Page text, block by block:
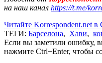
на наш канал https://t.me/
Читайте Korrespondent.net в
ТЕГИ: Барселона, Хави,
Если вы заметили ошибку,
нажмите Ctrl+Enter, чтобы